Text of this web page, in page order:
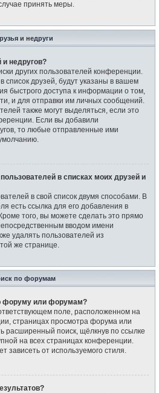
принять меры.
и недруги
и недругов?
других пользователей конференции.
список друзей, будут указаны в вашем
быстрого доступа к информации о том,
и для отправки им личных сообщений.
также могут выделяться, если это
Если вы добавили
то любые отправленные ими
в списках моих друзей и
в свой список двумя способами. В
есть ссылка для его добавления в
того, вы можете сделать это прямо
вводом имени
удалять пользователей из
же странице.
по форумам
форуму или форумам?
поле, расположенном на
страницах просмотра форума или
расширенный поиск, щёлкнув по ссылке
на всех страницах конференции.
зависеть от используемого стиля.